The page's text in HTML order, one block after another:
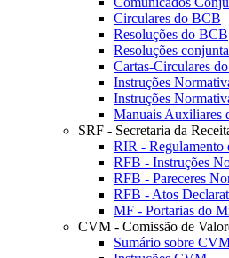
Circulares do BCB
Resoluções do BCB
Resoluções
Cartas-Circulares
Instruções
Instruções
Manuais Auxiliares
SRF - Secretaria da
RIR - Regulamento
RFB - Instruções
RFB - Pareceres
RFB - Atos
MF - Portarias do
CVM - Comissão de
Sumário sobre